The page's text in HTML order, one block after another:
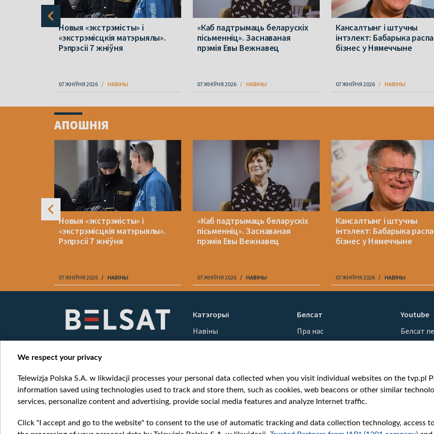
Новыя «экстрэмісты» і
«экстрэмісцкія матэрыялы».
Рэпрэсіі 7 жніўня
07 ЖНІЎНЯ 2026 НАВІНЫ
«Каб падтрымаць беларускіх
пісьменніц». Заснаваная
прэмія Евы Вежнавец
07 ЖНІЎНЯ 2026 НАВІНЫ
Кансалтынг і штучны
інтэлект: Бабарыка
бізнес у Нямеччыне
07 ЖНІЎНЯ 2026 НАВІНЫ
ofАПОШНІЯ
Новыя «экстрэмісты» і
«экстрэмісцкія матэрыялы».
Рэпрэсіі 7 жніўня
07 ЖНІЎНЯ 2026 НАВІНЫ
«Каб падтрымаць беларускіх
пісьменніц». Заснаваная
прэмія Евы Вежнавец
07 ЖНІЎНЯ 2026 НАВІНЫ
Кансалтынг і штучны
інтэлект: Бабарыка
бізнес у Нямеччыне
07 ЖНІЎНЯ 2026 НАВІНЫ
Катэгорыі
Навіны
Вайна
Белсат
Пра нас
Кантакты
Як нас глядзець
Узнагароды
Міжнародная супраца
Ціск з боку ўладаў
Беларусі
Youtube
Белсат
Белсат
Belsat
Biełsat PL
Белсат
Белсат
We respect your privacy
Telewizja Polska S.A. w likwidacji processes your personal data collected when you visit individual websites on the tvp.pl
information saved using technologies used to track and store them, such as cookies, web beacons or other similar
services, personalize content and advertising, provide social media features and analyze Internet traffic.
Click "I accept and go to the website" to consent to the use of automatic tracking and data collection technology, access